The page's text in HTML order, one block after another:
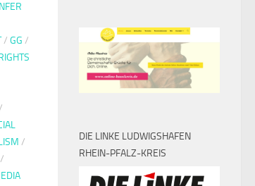
/ GG /
/
/
DIE LINKE LUDWIGSHAFEN
RHEIN-PFALZ-KREIS